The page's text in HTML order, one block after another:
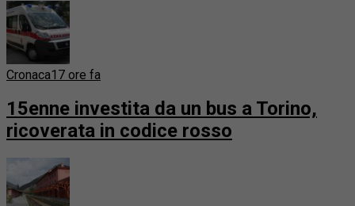
Cronaca17 ore fa
15enne investita da un bus a Torino,
ricoverata in codice rosso